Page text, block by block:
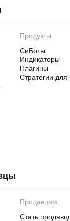
Продукты
СиБоты
Индикаторы
Плагины
Стратегии для
Продавцам
Стать